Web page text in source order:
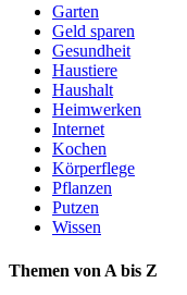
Garten
Geld sparen
Gesundheit
Haustiere
Haushalt
Heimwerken
Internet
Kochen
Körperflege
Pflanzen
Putzen
Wissen
Themen von A bis Z